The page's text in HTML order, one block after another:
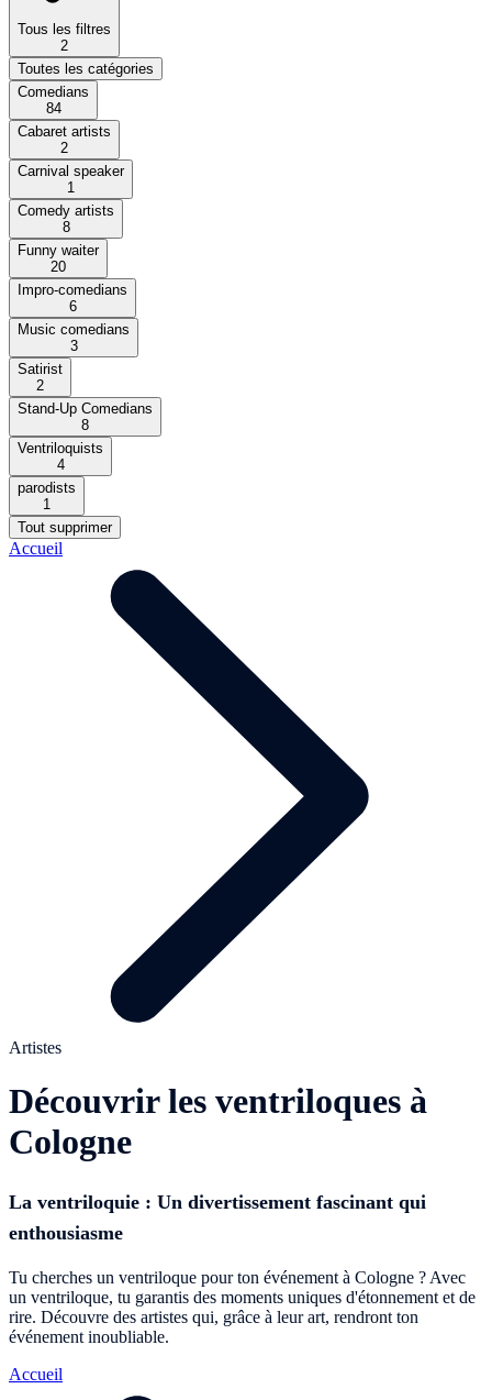
Tous les filtres
2
Toutes les catégories
Comedians
84
Cabaret artists
2
Carnival speaker
1
Comedy artists
8
Funny waiter
20
Impro-comedians
6
Music comedians
3
Satirist
2
Stand-Up Comedians
8
Ventriloquists
4
parodists
1
Tout supprimer
Accueil
Artistes
Découvrir les ventriloques à
Cologne
La ventriloquie : Un divertissement fascinant qui
enthousiasme
Tu cherches un ventriloque pour ton événement à Cologne ? Avec
un ventriloque, tu garantis des moments uniques d'étonnement et de
rire. Découvre des artistes qui, grâce à leur art, rendront ton
événement inoubliable.
Accueil